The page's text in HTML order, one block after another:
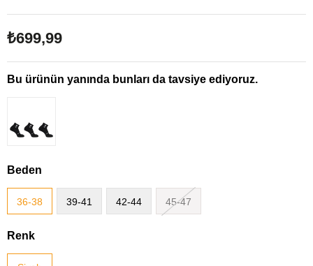
₺699,99
Bu ürünün yanında bunları da tavsiye ediyoruz.
Beden
36-38 39-41 42-44 45-47
Renk